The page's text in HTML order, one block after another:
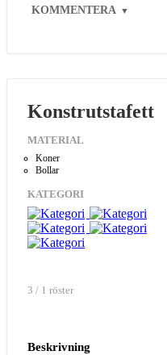
KOMMENTERA ▼
Konstrutstafett
MATERIAL
Koner
Bollar
KATEGORI
3 / 1 röster
Beskrivning